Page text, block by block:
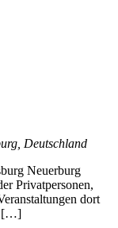
Deutschland
Neuerburg
Privatpersonen,
dort
[…]